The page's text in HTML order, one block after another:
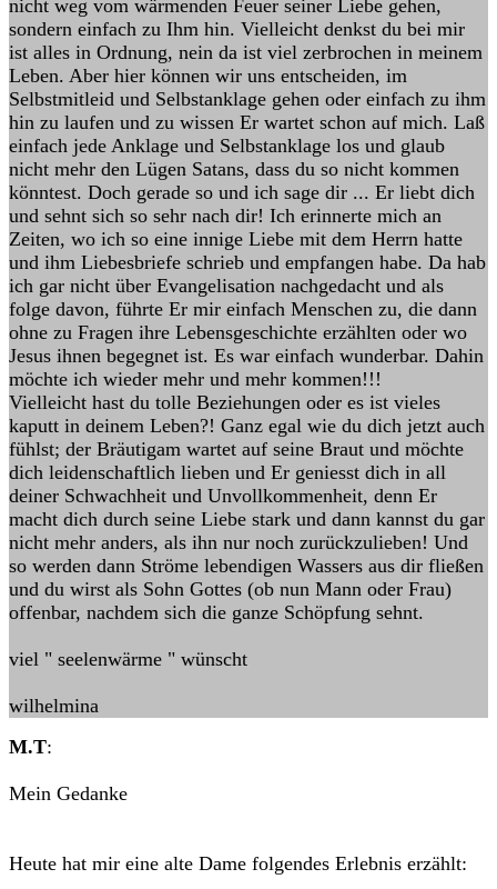
nicht weg vom wärmenden Feuer seiner Liebe gehen,
sondern einfach zu Ihm hin. Vielleicht denkst du bei mir
ist alles in Ordnung, nein da ist viel zerbrochen in meinem
Leben. Aber hier können wir uns entscheiden, im
Selbstmitleid und Selbstanklage gehen oder einfach zu ihm
hin zu laufen und zu wissen Er wartet schon auf mich. Laß
einfach jede Anklage und Selbstanklage los und glaub
nicht mehr den Lügen Satans, dass du so nicht kommen
könntest. Doch gerade so und ich sage dir ... Er liebt dich
und sehnt sich so sehr nach dir! Ich erinnerte mich an
Zeiten, wo ich so eine innige Liebe mit dem Herrn hatte
und ihm Liebesbriefe schrieb und empfangen habe. Da hab
ich gar nicht über Evangelisation nachgedacht und als
folge davon, führte Er mir einfach Menschen zu, die dann
ohne zu Fragen ihre Lebensgeschichte erzählten oder wo
Jesus ihnen begegnet ist. Es war einfach wunderbar. Dahin
möchte ich wieder mehr und mehr kommen!!!
Vielleicht hast du tolle Beziehungen oder es ist vieles
kaputt in deinem Leben?! Ganz egal wie du dich jetzt auch
fühlst; der Bräutigam wartet auf seine Braut und möchte
dich leidenschaftlich lieben und Er geniesst dich in all
deiner Schwachheit und Unvollkommenheit, denn Er
macht dich durch seine Liebe stark und dann kannst du gar
nicht mehr anders, als ihn nur noch zurückzulieben! Und
so werden dann Ströme lebendigen Wassers aus dir fließen
und du wirst als Sohn Gottes (ob nun Mann oder Frau)
offenbar, nachdem sich die ganze Schöpfung sehnt.
viel " seelenwärme " wünscht
wilhelmina
M.T:
Mein Gedanke
Heute hat mir eine alte Dame folgendes Erlebnis erzählt: